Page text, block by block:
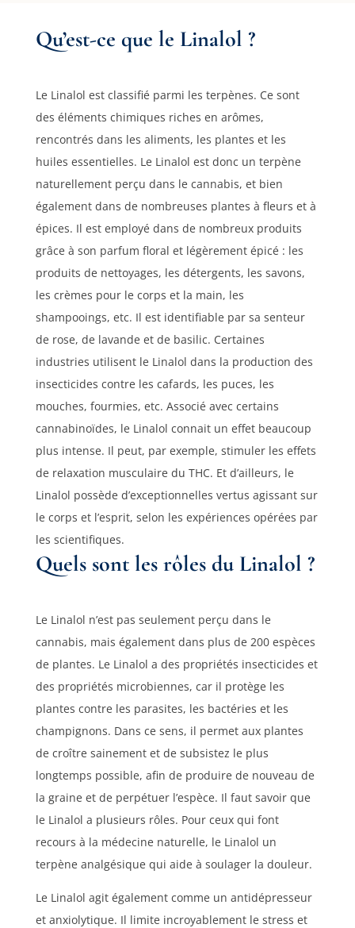
Qu’est-ce que le Linalol ?
Le Linalol est classifié parmi les terpènes. Ce sont
des éléments chimiques riches en arômes,
rencontrés dans les aliments, les plantes et les
huiles essentielles. Le Linalol est donc un terpène
naturellement perçu dans le cannabis, et bien
également dans de nombreuses plantes à fleurs et à
épices. Il est employé dans de nombreux produits
grâce à son parfum floral et légèrement épicé : les
produits de nettoyages, les détergents, les savons,
les crèmes pour le corps et la main, les
shampooings, etc. Il est identifiable par sa senteur
de rose, de lavande et de basilic. Certaines
industries utilisent le Linalol dans la production des
insecticides contre les cafards, les puces, les
mouches, fourmies, etc. Associé avec certains
cannabinoïdes, le Linalol connait un effet beaucoup
plus intense. Il peut, par exemple, stimuler les effets
de relaxation musculaire du THC. Et d’ailleurs, le
Linalol possède d’exceptionnelles vertus agissant sur
le corps et l’esprit, selon les expériences opérées par
les scientifiques.
Quels sont les rôles du Linalol ?
Le Linalol n’est pas seulement perçu dans le
cannabis, mais également dans plus de 200 espèces
de plantes. Le Linalol a des propriétés insecticides et
des propriétés microbiennes, car il protège les
plantes contre les parasites, les bactéries et les
champignons. Dans ce sens, il permet aux plantes
de croître sainement et de subsistez le plus
longtemps possible, afin de produire de nouveau de
la graine et de perpétuer l’espèce. Il faut savoir que
le Linalol a plusieurs rôles. Pour ceux qui font
recours à la médecine naturelle, le Linalol un
terpène analgésique qui aide à soulager la douleur.
Le Linalol agit également comme un antidépresseur
et anxiolytique. Il limite incroyablement le stress et